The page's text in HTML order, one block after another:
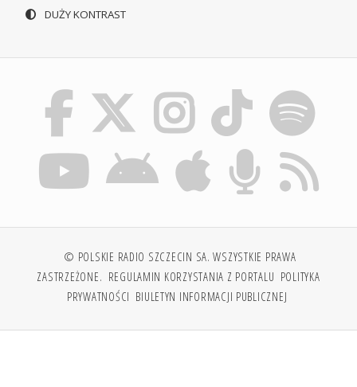
DUŻY KONTRAST
© POLSKIE RADIO SZCZECIN SA. WSZYSTKIE PRAWA
ZASTRZEŻONE. REGULAMIN KORZYSTANIA Z PORTALU POLITYKA
PRYWATNOŚCI BIULETYN INFORMACJI PUBLICZNEJ